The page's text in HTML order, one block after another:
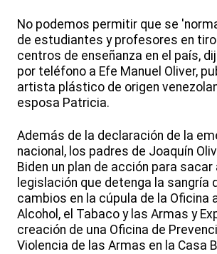
No podemos permitir que se
de estudiantes y profesores en
centros de enseñanza en el país,
por teléfono a Efe Manuel Oliver,
artista plástico de origen
esposa Patricia.
Además de la declaración de la
nacional, los padres de Joaquín
Biden un plan de acción para sacar
legislación que detenga la sangría
cambios en la cúpula de la Oficina
Alcohol, el Tabaco y las Armas y
creación de una Oficina de
Violencia de las Armas en la Casa